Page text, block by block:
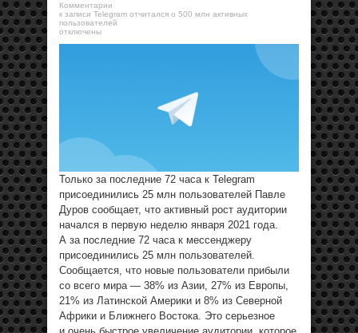
Комментарии
к записи Telegram отчитался о 500 млн активных
пользователей
отключены
Только за последние 72 часа к Telegram
присоединились 25 млн пользователей Павле
Дуров сообщает, что активный рост аудитории
начался в первую неделю января 2021 года.
А за последние 72 часа к мессенджеру
присоединились 25 млн пользователей.
Сообщается, что новые пользователи прибыли
со всего мира — 38% из Азии, 27% из Европы,
21% из Латинской Америки и 8% из Северной
Африки и Ближнего Востока. Это серьезное